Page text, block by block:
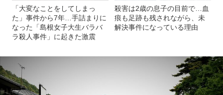
「大変なことをしてしまっ
た」事件から7年…手詰まりに
なった「島根女子大生バラバ
ラ殺人事件」に起きた激震
殺害は2歳の息子の目前で…血
痕も足跡も残されながら、未
解決事件になっている理由